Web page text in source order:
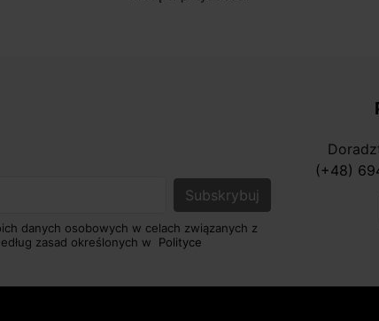
danych osobowych w celach związanych z
zasad określonych w Polityce
(+48)